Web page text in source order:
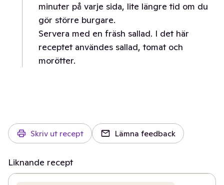
minuter på varje sida, lite längre tid om du
gör större burgare.
Servera med en fräsh sallad. I det här
receptet användes sallad, tomat och
morötter.
Skriv ut recept Lämna feedback
Liknande recept